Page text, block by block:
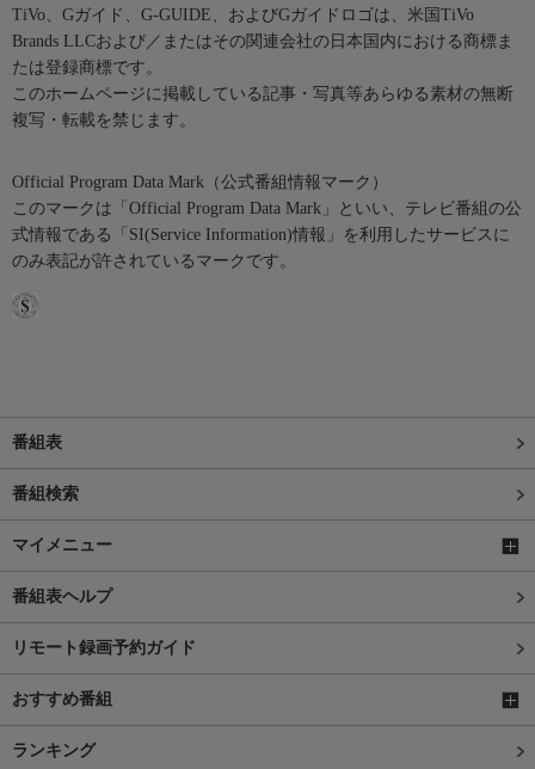
TiVo、Gガイド、G-GUIDE、およびGガイドロゴは、米国TiVo
Brands LLCおよび／またはその関連会社の日本国内における商標ま
たは登録商標です。
このホームページに掲載している記事・写真等あらゆる素材の無断
複写・転載を禁じます。
Official Program Data Mark（公式番組情報マーク）
このマークは「Official Program Data Mark」といい、テレビ番組の公
式情報である「SI(Service Information)情報」を利用したサービスに
のみ表記が許されているマークです。
番組表
番組検索
マイメニュー
番組表ヘルプ
リモート録画予約ガイド
おすすめ番組
ランキング